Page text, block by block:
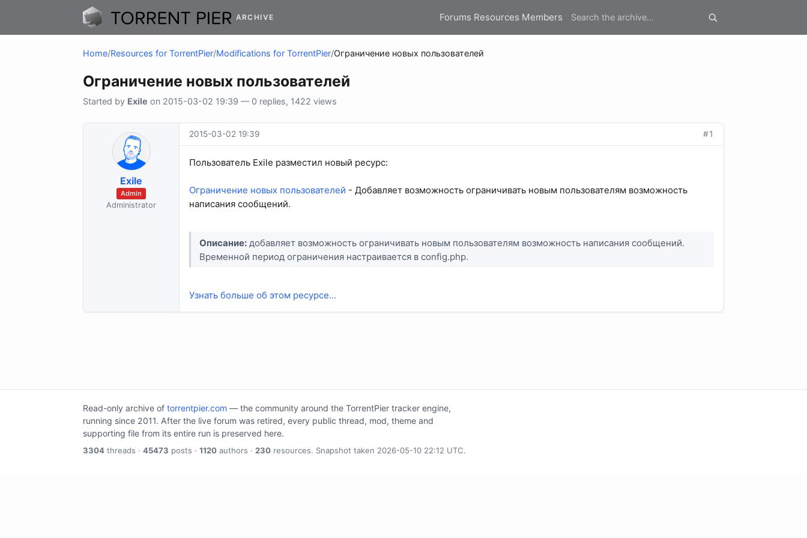
ARCHIVE Forums Resources Members
Home/Resources for TorrentPier/Modifications for TorrentPier/Ограничение новых пользователей
Ограничение новых пользователей
Started by Exile on 2015-03-02 19:39 — 0 replies, 1422 views
Exile
Admin
Administrator
2015-03-02 19:39 #1
Пользователь Exile разместил новый ресурс:
Ограничение новых пользователей - Добавляет возможность ограничивать новым пользователям возможность
написания сообщений.
Описание: добавляет возможность ограничивать новым пользователям возможность написания сообщений.
Временной период ограничения настраивается в config.php.
Узнать больше об этом ресурсе...
Read-only archive of torrentpier.com — the community around the TorrentPier tracker engine,
running since 2011. After the live forum was retired, every public thread, mod, theme and
supporting file from its entire run is preserved here.
3304 threads · 45473 posts · 1120 authors · 230 resources. Snapshot taken 2026-05-10 22:12 UTC.